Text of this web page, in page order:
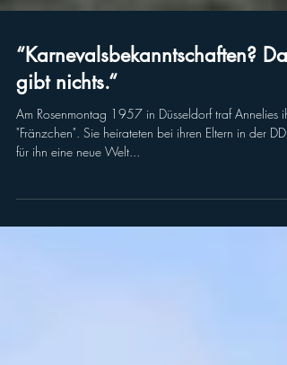
“Karnevalsbekanntschaften? Das
gibt nichts.“
"Fränzchen". Sie heirateten bei ihren Eltern in der DDR;
für ihn eine neue Welt...